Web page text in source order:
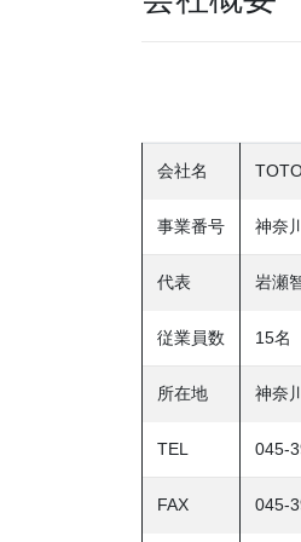
会社名
事業番号 神奈
代表 岩瀬
従業員数 15名
所在地 神奈
TEL 045-
FAX 045-